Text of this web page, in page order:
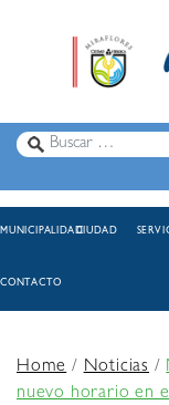
MUNICIPALIDADCIUDAD
CONTACTO
Home/Noticias /
nuevo horario en